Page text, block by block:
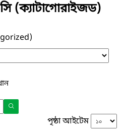
(ক্যাটাগোরাইজড)
পৃষ্ঠা আইটেম